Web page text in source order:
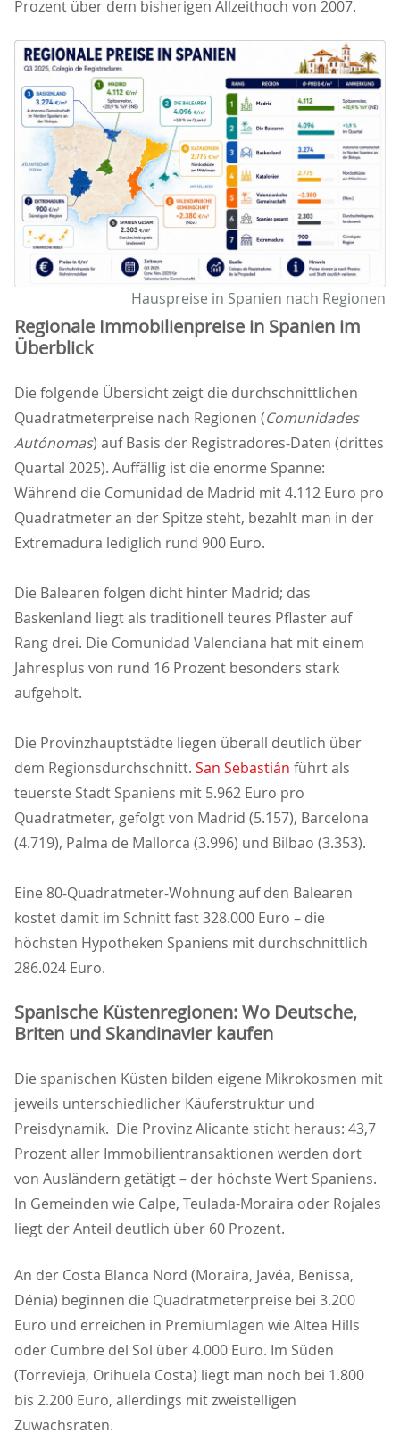
Prozent über dem bisherigen Allzeithoch von 2007.
Hauspreise in Spanien nach Regionen
Regionale Immobilienpreise in Spanien im
Überblick
Die folgende Übersicht zeigt die durchschnittlichen
Quadratmeterpreise nach Regionen (Comunidades
Autónomas) auf Basis der Registradores-Daten (drittes
Quartal 2025). Auffällig ist die enorme Spanne:
Während die Comunidad de Madrid mit 4.112 Euro pro
Quadratmeter an der Spitze steht, bezahlt man in der
Extremadura lediglich rund 900 Euro.
Die Balearen folgen dicht hinter Madrid; das
Baskenland liegt als traditionell teures Pflaster auf
Rang drei. Die Comunidad Valenciana hat mit einem
Jahresplus von rund 16 Prozent besonders stark
aufgeholt.
Die Provinzhauptstädte liegen überall deutlich über
dem Regionsdurchschnitt. San Sebastián führt als
teuerste Stadt Spaniens mit 5.962 Euro pro
Quadratmeter, gefolgt von Madrid (5.157), Barcelona
(4.719), Palma de Mallorca (3.996) und Bilbao (3.353).
Eine 80-Quadratmeter-Wohnung auf den Balearen
kostet damit im Schnitt fast 328.000 Euro – die
höchsten Hypotheken Spaniens mit durchschnittlich
286.024 Euro.
Spanische Küstenregionen: Wo Deutsche,
Briten und Skandinavier kaufen
Die spanischen Küsten bilden eigene Mikrokosmen mit
jeweils unterschiedlicher Käuferstruktur und
Preisdynamik. Die Provinz Alicante sticht heraus: 43,7
Prozent aller Immobilientransaktionen werden dort
von Ausländern getätigt – der höchste Wert Spaniens.
In Gemeinden wie Calpe, Teulada-Moraira oder Rojales
liegt der Anteil deutlich über 60 Prozent.
An der Costa Blanca Nord (Moraira, Javéa, Benissa,
Dénia) beginnen die Quadratmeterpreise bei 3.200
Euro und erreichen in Premiumlagen wie Altea Hills
oder Cumbre del Sol über 4.000 Euro. Im Süden
(Torrevieja, Orihuela Costa) liegt man noch bei 1.800
bis 2.200 Euro, allerdings mit zweistelligen
Zuwachsraten.